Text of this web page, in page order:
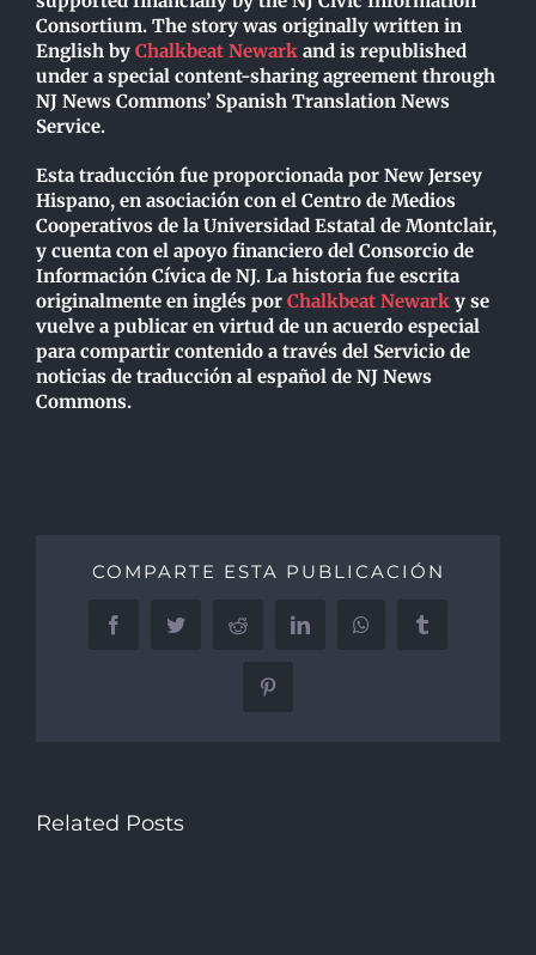
Consortium. The story was originally written in
English by Chalkbeat Newark and is republished
under a special content-sharing agreement through
NJ News Commons’ Spanish Translation News
Service.
Esta traducción fue proporcionada por New Jersey
Hispano, en asociación con el Centro de Medios
Cooperativos de la Universidad Estatal de Montclair,
y cuenta con el apoyo financiero del Consorcio de
Información Cívica de NJ. La historia fue escrita
originalmente en inglés por Chalkbeat Newark y se
vuelve a publicar en virtud de un acuerdo especial
para compartir contenido a través del Servicio de
noticias de traducción al español de NJ News
Commons.
COMPARTE ESTA PUBLICACIÓN
FacebookTwitter Reddit LinkedInWhatsAppTumblr
Pinterest
Related Posts